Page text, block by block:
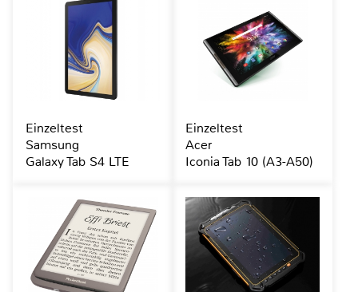
Einzeltest
Samsung
Galaxy Tab S4 LTE
Einzeltest
Acer
Iconia Tab 10 (A3-A50)